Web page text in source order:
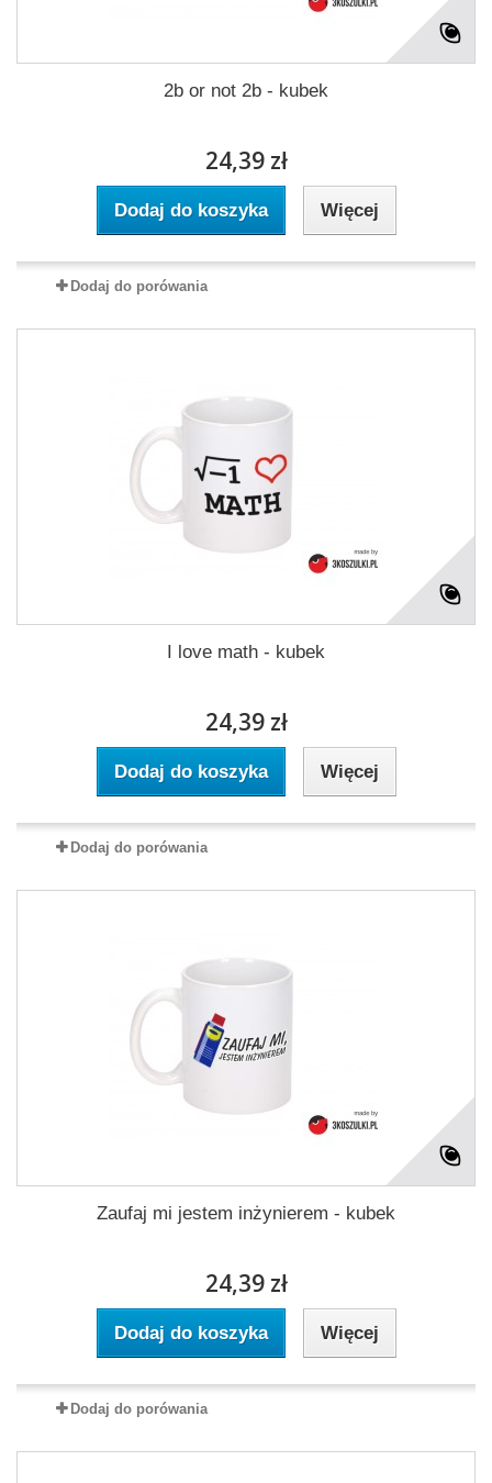
2b or not 2b - kubek
24,39 zł
Dodaj do koszyka Więcej
Dodaj do porówania
I love math - kubek
24,39 zł
Dodaj do koszyka Więcej
Dodaj do porówania
Zaufaj mi jestem inżynierem - kubek
24,39 zł
Dodaj do koszyka Więcej
Dodaj do porówania